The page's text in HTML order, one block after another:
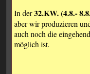
In der32.KW. (4.8.-
aber wir produzieren
auch noch die
möglich ist.